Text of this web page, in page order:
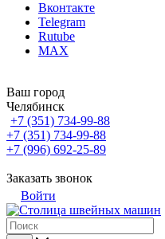
Вконтакте
Telegram
Rutube
MAX
Ваш город
Челябинск
+7 (351) 734-99-88
+7 (351) 734-99-88
+7 (996) 692-25-89
Заказать звонок
Войти